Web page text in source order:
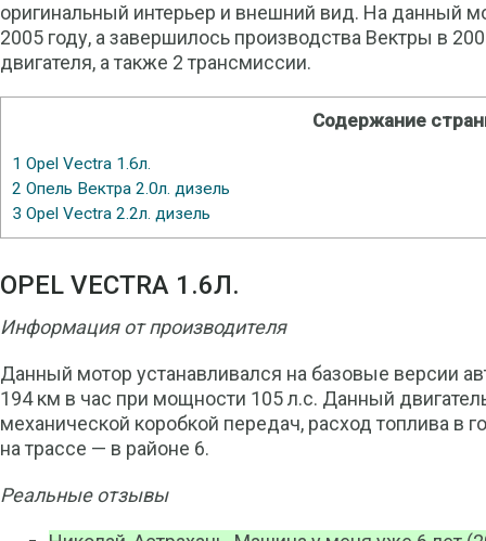
оригинальный интерьер и внешний вид. На данный
2005 году, а завершилось производства Вектры в
двигателя, а также 2 трансмиссии.
Содержание
1 Opel Vectra 1.6л.
2 Опель Вектра 2.0л. дизель
3 Opel Vectra 2.2л. дизель
OPEL VECTRA 1.6Л.
Информация от производителя
Данный мотор устанавливался на базовые версии
194 км в час при мощности 105 л.с. Данный
механической коробкой передач, расход топлива в
на трассе — в районе 6.
Реальные отзывы